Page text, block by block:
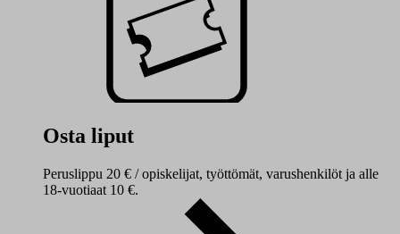
Osta liput
Peruslippu 20 € / opiskelijat, työttömät, varushenkilöt ja alle
18-vuotiaat 10 €.